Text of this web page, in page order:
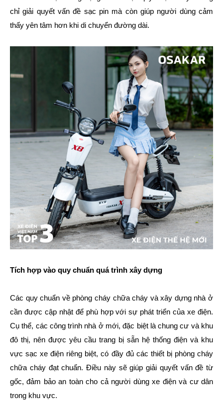
chỉ giải quyết vấn đề sạc pin mà còn giúp người dùng cảm
thấy yên tâm hơn khi di chuyển đường dài.
Tích hợp vào quy chuẩn quá trình xây dựng
Các quy chuẩn về phòng cháy chữa cháy và xây dựng nhà ở
cần được cập nhật để phù hợp với sự phát triển của xe điện.
Cụ thể, các công trình nhà ở mới, đặc biệt là chung cư và khu
đô thị, nên được yêu cầu trang bị sẵn hệ thống điện và khu
vực sạc xe điện riêng biệt, có đầy đủ các thiết bị phòng cháy
chữa cháy đạt chuẩn. Điều này sẽ giúp giải quyết vấn đề từ
gốc, đảm bảo an toàn cho cả người dùng xe điện và cư dân
trong khu vực.